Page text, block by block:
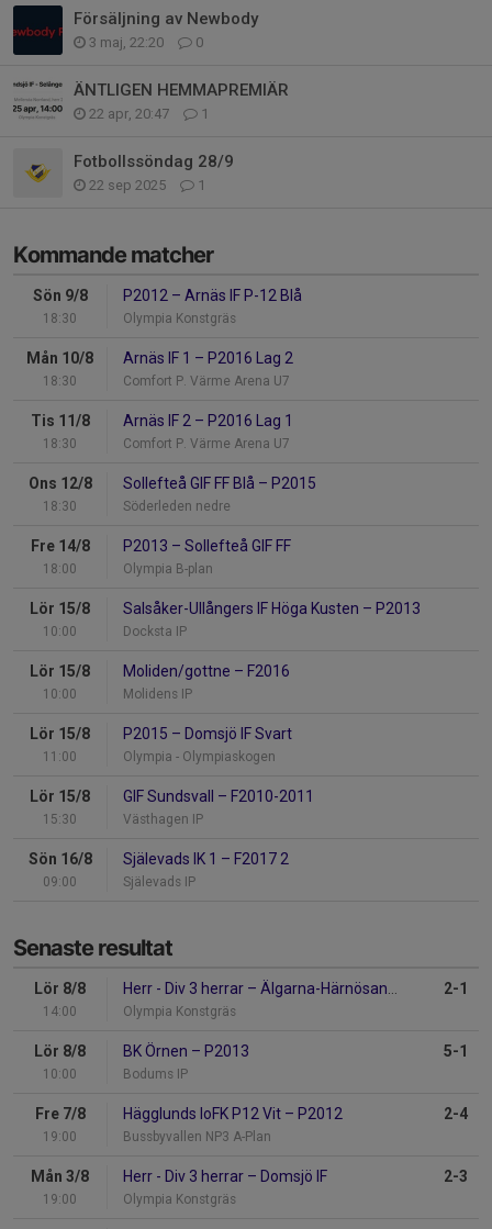
Försäljning av Newbody
3 maj, 22:20 0
ÄNTLIGEN HEMMAPREMIÄR
22 apr, 20:47 1
Fotbollssöndag 28/9
22 sep 2025 1
Kommande matcher
Sön 9/8
18:30
P2012 – Arnäs IF P-12 Blå
Olympia Konstgräs
Mån 10/8
18:30
Arnäs IF 1 – P2016 Lag 2
Comfort P. Värme Arena U7
Tis 11/8
18:30
Arnäs IF 2 – P2016 Lag 1
Comfort P. Värme Arena U7
Ons 12/8
18:30
Sollefteå GIF FF Blå – P2015
Söderleden nedre
Fre 14/8
18:00
P2013 – Sollefteå GIF FF
Olympia B-plan
Lör 15/8
10:00
Salsåker-Ullångers IF Höga Kusten – P2013
Docksta IP
Lör 15/8
10:00
Moliden/gottne – F2016
Molidens IP
Lör 15/8
11:00
P2015 – Domsjö IF Svart
Olympia - Olympiaskogen
Lör 15/8
15:30
GIF Sundsvall – F2010-2011
Västhagen IP
Sön 16/8
09:00
Själevads IK 1 – F2017 2
Själevads IP
Senaste resultat
Lör 8/8
14:00
Herr - Div 3 herrar – Älgarna-Härnösand IF
Olympia Konstgräs
2-1
Lör 8/8
10:00
BK Örnen – P2013
Bodums IP
5-1
Fre 7/8
19:00
Hägglunds IoFK P12 Vit – P2012
Bussbyvallen NP3 A-Plan
2-4
Mån 3/8
19:00
Herr - Div 3 herrar – Domsjö IF
Olympia Konstgräs
2-3